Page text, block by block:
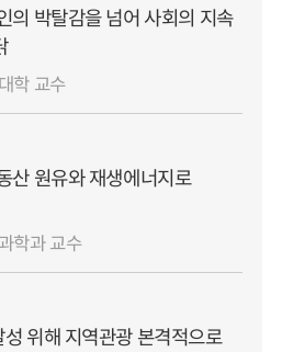
의 박탈감을 넘어 사회의 지속
학 교수
산 원유와 재생에너지로
학과 교수
위해 지역관광 본격적으로